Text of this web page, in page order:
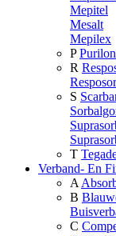
Mepitel
Mesalt
Mepilex
P
R
S
T
Verband- En
A
B
C